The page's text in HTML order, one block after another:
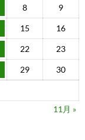
8 9
15 16
22 23
29 30
11月 »